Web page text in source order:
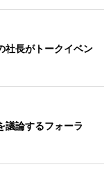
社長がトークイベン
議論するフォーラ